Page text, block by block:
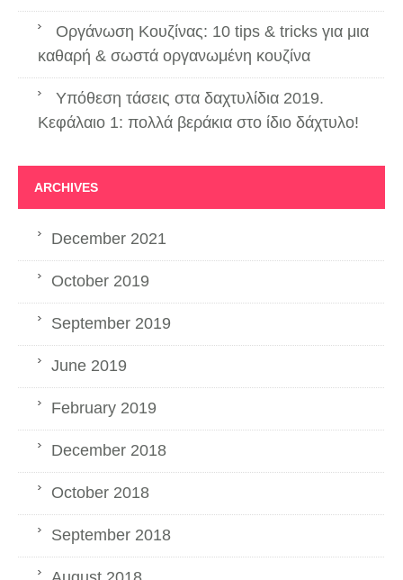
Οργάνωση Κουζίνας: 10 tips & tricks για μια
καθαρή & σωστά οργανωμένη κουζίνα
Υπόθεση τάσεις στα δαχτυλίδια 2019.
Κεφάλαιο 1: πολλά βεράκια στο ίδιο δάχτυλο!
ARCHIVES
December 2021
October 2019
September 2019
June 2019
February 2019
December 2018
October 2018
September 2018